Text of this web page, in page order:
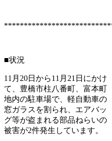
■状況
11月20日から11月21日にかけ
て、豊橋市柱八番町、富本町
地内の駐車場で、軽自動車の
窓ガラスを割られ、エアバッ
グ等が盗まれる部品ねらいの
被害が2件発生しています。